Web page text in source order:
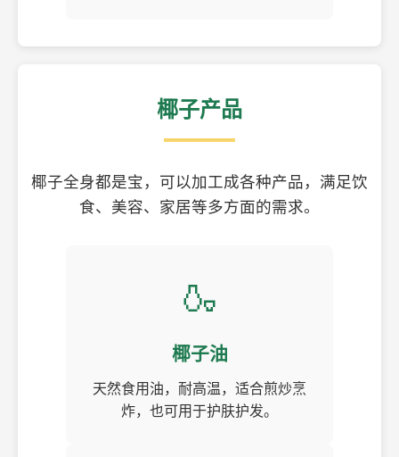
椰子产品
椰子全身都是宝，可以加工成各种产品，满足饮
食、美容、家居等多方面的需求。
🍶
椰子油
天然食用油，耐高温，适合煎炒烹
炸，也可用于护肤护发。